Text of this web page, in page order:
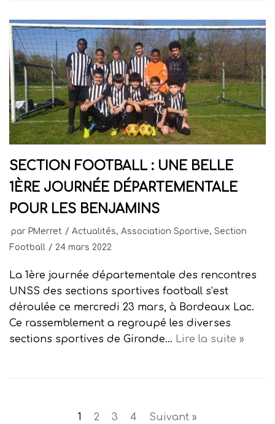
SECTION FOOTBALL : UNE BELLE
1ÈRE JOURNÉE DÉPARTEMENTALE
POUR LES BENJAMINS
par PMerret Actualités, Association Sportive, Section
Football
24 mars 2022
La 1ère journée départementale des rencontres
UNSS des sections sportives football s’est
déroulée ce mercredi 23 mars, à Bordeaux Lac.
Ce rassemblement a regroupé les diverses
sections sportives de Gironde… Lire la suite »
1 2 3 4 Suivant »